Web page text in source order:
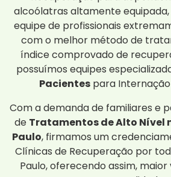
alcoólatras altamente
equipe de profissionais
com o melhor método de
índice comprovado de
possuímos equipes
Pacientes para
Com a demanda de familiares e
de Tratamentos de Alto Nível
Paulo, firmamos um
Clínicas de Recuperação por
Paulo, oferecendo assim,